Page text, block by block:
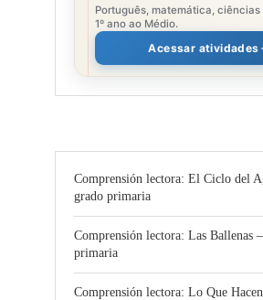
Português, matemática,
1º ano ao Médio.
Acessar atividades
Comprensión lectora: El Ciclo del
grado primaria
Comprensión lectora: Las Ballenas
primaria
Comprensión lectora: Lo Que